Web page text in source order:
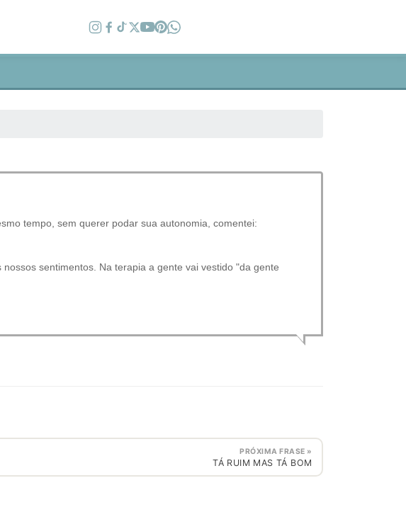
tempo, sem querer podar sua autonomia, comentei:
sentimentos. Na terapia a gente vai vestido "da gente
PRÓXIMA FRASE »
⁣TÁ RUIM MAS TÁ BOM